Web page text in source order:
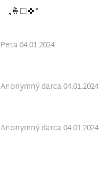
„🤞🏻🍀“
Peta 04.01.2024
Anonymný darca 04.01.2024
Anonymný darca 04.01.2024